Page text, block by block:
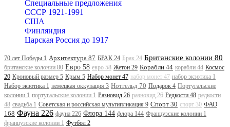
Специальные предложения
СССР 1921-1991
США
Финляндия
Царская Россия до 1917
70 лет Победы 1 Архитектура 87 БРАК 24 Брак 24 Британские колонии 80
британские колонии 80 Евро 58 евро 58 Жетон 29 Корабли 44 корабли 44 Космос
20 Кроновый размер 5 Крым 5 Набор монет 47 набор монет 47 набор экзотика 1
Набор экзотика 1 немецкая оккупация 3 Нотгельд 70 Подарок 4 Португальские
колонии 1 португальские колонии 1 Разновид 26 разновид 26 Редкости 48 редкости
48 свадьба 1 Советская и российская мультипликация 9 Спорт 30 спорт 30 ФАО
168 Фауна 226 фауна 226 Флора 144 флора 144 Французские колонии 1
французские колонии 1 Футбол 2